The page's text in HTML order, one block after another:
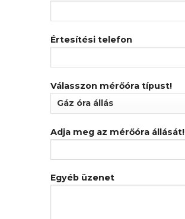
Értesítési telefon
Válasszon mérőóra típust!
Adja meg az mérőóra állását!
Egyéb üzenet